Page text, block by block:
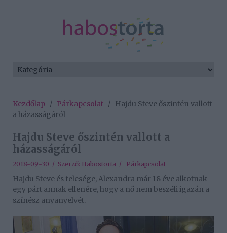
Kezdőlap / Párkapcsolat / Hajdu Steve őszintén vallott
a házasságáról
Hajdu Steve őszintén vallott a
házasságáról
2018-09-30 / Szerző: Habostorta / Párkapcsolat
Hajdu Steve és felesége, Alexandra már 18 éve alkotnak
egy párt annak ellenére, hogy a nő nem beszéli igazán a
színész anyanyelvét.